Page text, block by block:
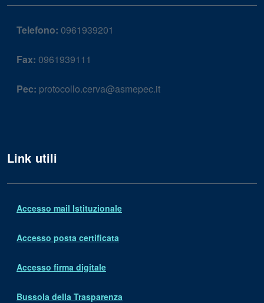
Telefono: 0961939201
Fax: 0961939111
Pec: protocollo.cerva@asmepec.it
Link utili
Accesso mail Istituzionale
Accesso posta certificata
Accesso firma digitale
Bussola della Trasparenza